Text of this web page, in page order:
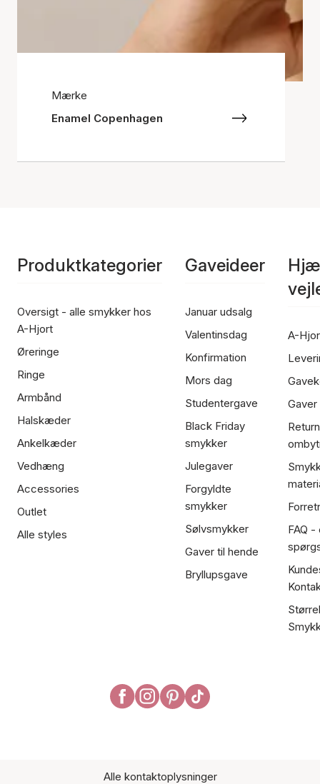
Mærke
Enamel Copenhagen
Produktkategorier
Oversigt - alle smykker hos
A-Hjort
Øreringe
Ringe
Armbånd
Halskæder
Ankelkæder
Vedhæng
Accessories
Outlet
Alle styles
Gaveideer
Januar udsalg
Valentinsdag
Konfirmation
Mors dag
Studentergave
Black Friday
smykker
Julegaver
Forgyldte
smykker
Sølvsmykker
Gaver til hende
Bryllupsgave
A-
FAQ
Alle kontaktoplysninger